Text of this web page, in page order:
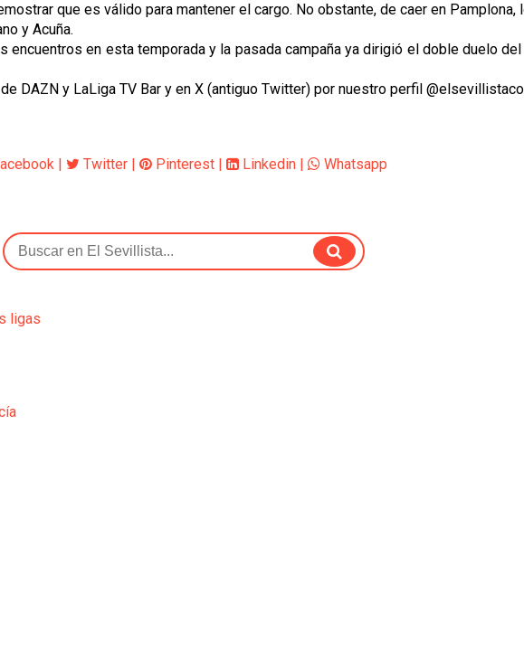
que es válido para mantener el cargo. No obstante, de caer en
y Acuña.
en esta temporada y la pasada campaña ya dirigió el doble duelo
DAZN y LaLiga TV Bar y en X (antiguo Twitter) por nuestro perfil
| Twitter | Pinterest | Linkedin | Whatsapp
ligas